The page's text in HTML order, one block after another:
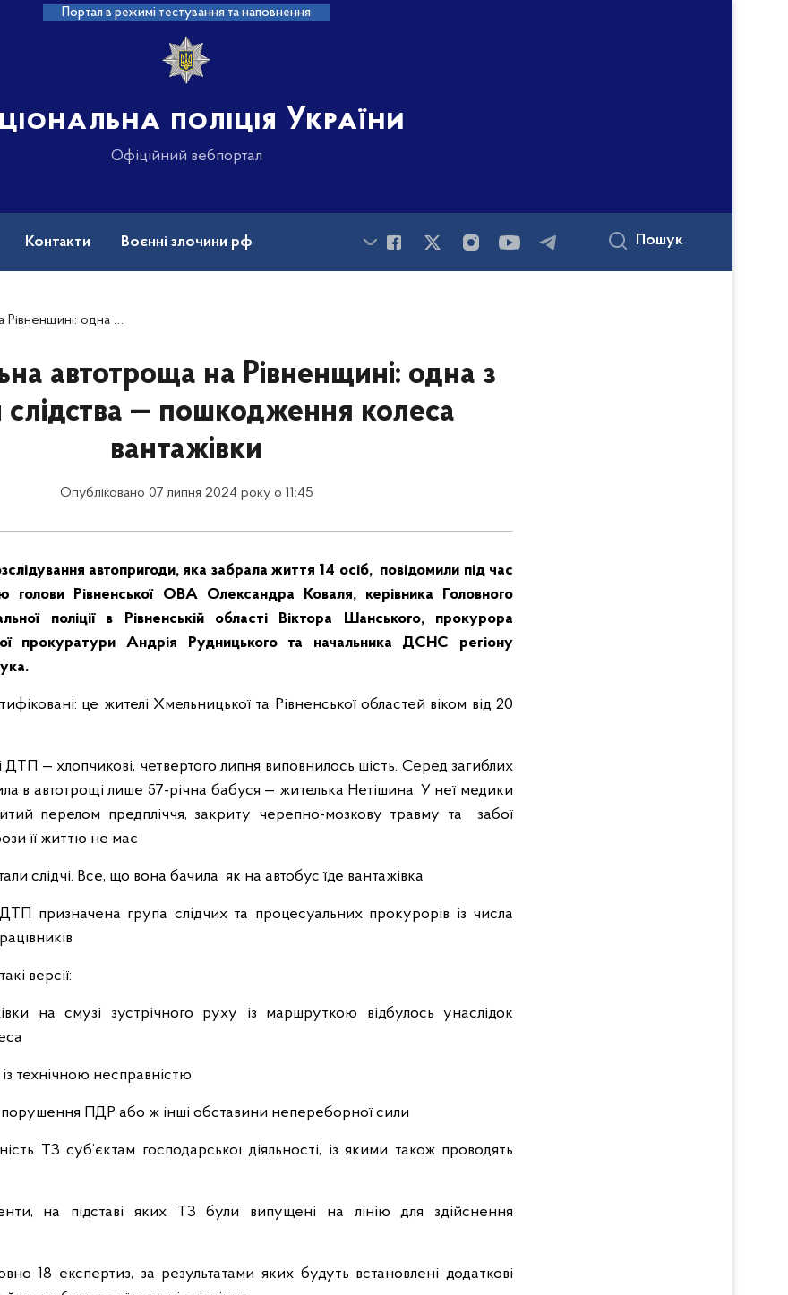
Портал в режимі тестування та наповнення
поліція України
Офіційний вебпортал
Контакти Воєнні злочини рф Пошук
— пошкодження колеса вантажівки
автотроща на Рівненщині: одна з
слідства — пошкодження колеса
вантажівки
Опубліковано 07 липня 2024 року о 11:45
автопригоди, яка забрала життя 14 осіб, повідомили під час
голови Рівненської ОВА Олександра Коваля, керівника Головного
поліції в Рівненській області Віктора Шанського, прокурора
прокуратури Андрія Рудницького та начальника ДСНС регіону
це жителі Хмельницької та Рівненської областей віком від 20
— хлопчикові, четвертого липня виповнилось шість. Серед загиблих
в автотрощі лише 57-річна бабуся — жителька Нетішина. У неї медики
перелом предпліччя, закриту черепно-мозкову травму та забої
її життю не має
слідчі. Все, що вона бачила як на автобус їде вантажівка
призначена група слідчих та процесуальних прокурорів із числа
версії:
на смузі зустрічного руху із маршруткою відбулось унаслідок
технічною несправністю
порушення ПДР або ж інші обставини непереборної сили
ТЗ суб’єктам господарської діяльності, із якими також проводять
на підставі яких ТЗ були випущені на лінію для здійснення
18 експертиз, за результатами яких будуть встановлені додаткові